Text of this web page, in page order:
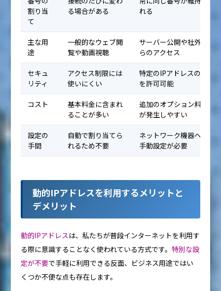
割り当
て
る場合がある
れる
主な用
途
一般的なウェブ閲
覧や動画視聴
サーバー公開や社外か
らのアクセス
セキュ
リティ
アクセス制限には
使いにくい
特定のIPアドレスのみ
を許可可能
コスト
基本料金に含まれ
ることが多い
追加のオプション料金
が発生しやすい
設定の
手間
自動で割り当てら
れるため不要
ネットワーク機器への
手動設定が必要
動的IPアドレスを利用するメリットと
デメリット
動的IPアドレス は、私たちが普段インターネットを利用す
る際に意識することなく使われている方式です。特別な設
定が不要で手軽に利用できる反面、ビジネス用途ではい
くつか不便な点も存在します。